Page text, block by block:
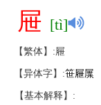
屉 [tì]
【繁体】:屜
【异体字】:笹屜屟
【基本解释】: